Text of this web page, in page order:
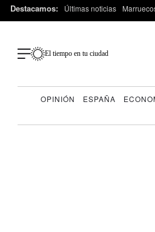
Destacamos: Últimas noticias
El tiempo en tu ciudad
OPINIÓN ESPAÑA